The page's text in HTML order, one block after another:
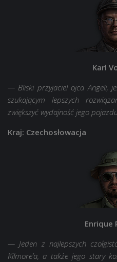
Karl
— Bliski przyjaciel ojca Angeli,
szukającym lepszych
zwiększyć wydajność jego
Kraj: Czechosłowacja
Enrique
— Jeden z najlepszych
Kilmore’a, a także jego stary